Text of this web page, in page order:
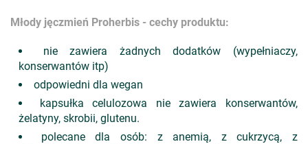
Młody jęczmień Proherbis - cechy produktu:
nie zawiera żadnych dodatków (wypełniaczy,
konserwantów itp)
odpowiedni dla wegan
kapsułka celulozowa nie zawiera konserwantów,
żelatyny, skrobii, glutenu.
polecane dla osób: z anemią, z cukrzycą, z